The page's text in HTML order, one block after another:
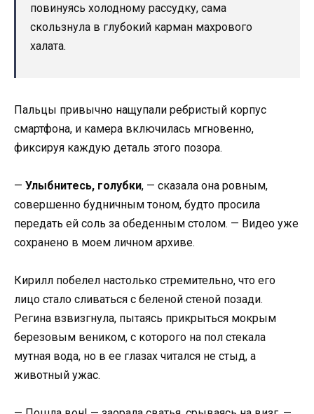
повинуясь холодному рассудку, сама
скользнула в глубокий карман махрового
халата.
Пальцы привычно нащупали ребристый корпус
смартфона, и камера включилась мгновенно,
фиксируя каждую деталь этого позора.
— Улыбнитесь, голубки, — сказала она ровным,
совершенно будничным тоном, будто просила
передать ей соль за обеденным столом. — Видео уже
сохранено в моем личном архиве.
Кирилл побелел настолько стремительно, что его
лицо стало сливаться с беленой стеной позади.
Регина взвизгнула, пытаясь прикрыться мокрым
березовым веником, с которого на пол стекала
мутная вода, но в ее глазах читался не стыд, а
животный ужас.